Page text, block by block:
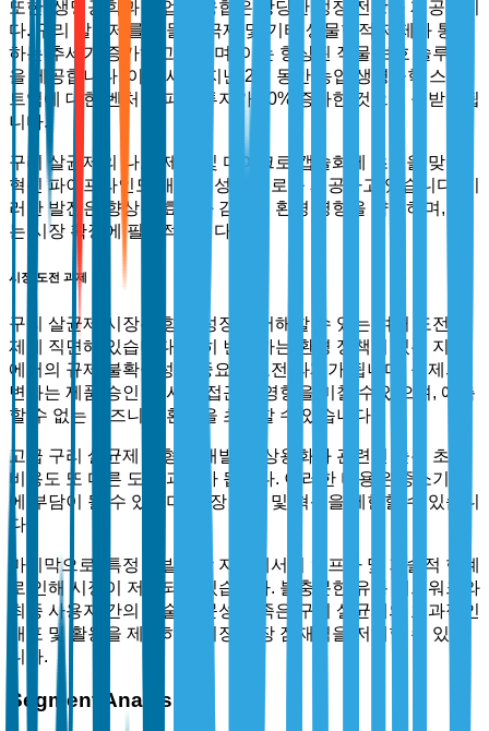
또한, 생명공학과 농업의 융합은 상당한 성장 전망을 제공합니
다. 구리 살균제를 생물 자극제 및 기타 생물학적 제제와 통합
하는 추세가 증가하고 있으며, 이는 향상된 작물 보호 솔루션
을 제공합니다. 이 추세는 지난 2년 동안 농업 생명공학 스타
트업에 대한 벤처 캐피탈 투자가 30% 증가한 것으로 뒷받침됩
니다.
구리 살균제의 나노 제형 및 마이크로 캡슐화에 초점을 맞춘
혁신 파이프라인도 새로운 성장 경로를 제공하고 있습니다. 이
러한 발전은 향상된 효능과 감소된 환경 영향을 약속하며, 이
는 시장 확장에 필수적입니다.
시장 도전 과제
구리 살균제 시장은 향후 성장을 저해할 수 있는 여러 도전 과
제에 직면해 있습니다. 특히 변화하는 환경 정책이 있는 지역
에서의 규제 불확실성은 중요한 도전 과제가 됩니다. 규제의
변화는 제품 승인 및 시장 접근에 영향을 미칠 수 있으며, 예측
할 수 없는 비즈니스 환경을 초래할 수 있습니다.
고급 구리 살균제 제형의 개발 및 상용화와 관련된 높은 초기
비용도 또 다른 도전 과제가 됩니다. 이러한 비용은 중소기업
에 부담이 될 수 있으며, 시장 진입 및 혁신을 제한할 수 있습니
다.
마지막으로, 특정 개발도상 지역에서의 인프라 및 기술적 한계
로 인해 시장이 저해되고 있습니다. 불충분한 유통 네트워크와
최종 사용자 간의 기술 전문성 부족은 구리 살균제의 효과적인
배포 및 활용을 제한하여 시장 성장 잠재력을 저해할 수 있습
니다.
Segment Analysis